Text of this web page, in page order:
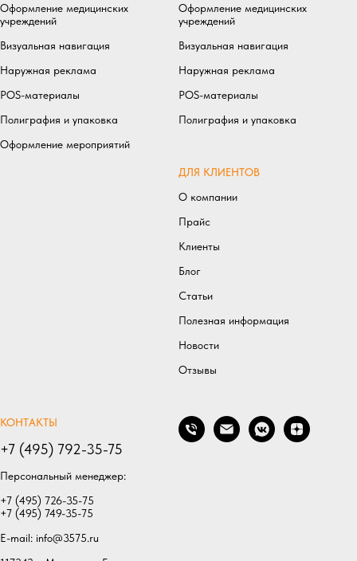
Оформление медицинских
учреждений
Визуальная навигация
Наружная реклама
POS-материалы
Полиграфия и упаковка
Оформление мероприятий
Оформление медицинских
учреждений
Визуальная навигация
Наружная реклама
POS-материалы
Полиграфия и упаковка
ДЛЯ КЛИЕНТОВ
О компании
Прайс
Клиенты
Блог
Статьи
Полезная информация
Новости
Отзывы
КОНТАКТЫ
+7 (495) 792-35-75
Персональный менеджер:
+7 (495) 726-35-75
+7 (495) 749-35-75
E-mail: info@3575.ru